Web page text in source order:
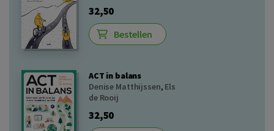
32,50
Bestellen
ACT in balans
Denise Matthijssen, Els
de Rooij
32,50